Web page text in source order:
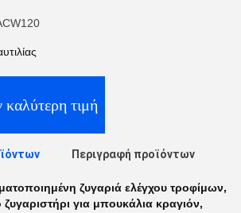
τιμή
Περιγραφή προϊόντων
ζυγαριά ελέγχου τροφίμων,
για μπουκάλια κραγιόν,